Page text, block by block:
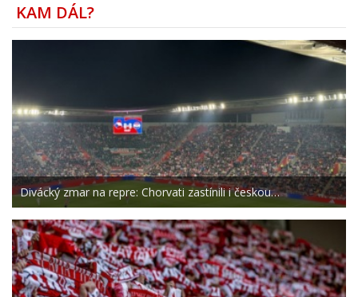
KAM DÁL?
Divácký zmar na repre: Chorvati zastínili i českou…